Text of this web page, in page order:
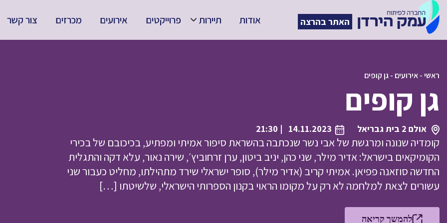
האתר בהרצה אודות תיירות פרוייקטים אירועים מכרזים צור קשר
ראשי-אירועים -גן קופים
גן קופים
אולם 2 בית גבריאל 14.11.2023
| 21:30
קומדיה שנונה ומרגשת של אבי נשר שנכתבה בהשראת סיפור אמיתי ומפתיע, בכיכובם של בכירי
הקומיקאים בישראל: אדיר מילר, שני כהן, יניב ביטון, ערן זרחוביץ׳, שירה נאור, עלא דקה והתגלית
החדשה סוזאנה פפיאן. אמיתי קריב (אדיר מילר), סופר ישראלי שירד מתהילתו, מחליט כעבור שני
עשורים לצאת למלחמה לא רק על מקומו הראוי בקנון הספרותי הישראלי, שלשיטתו […]
להמשך קריאה